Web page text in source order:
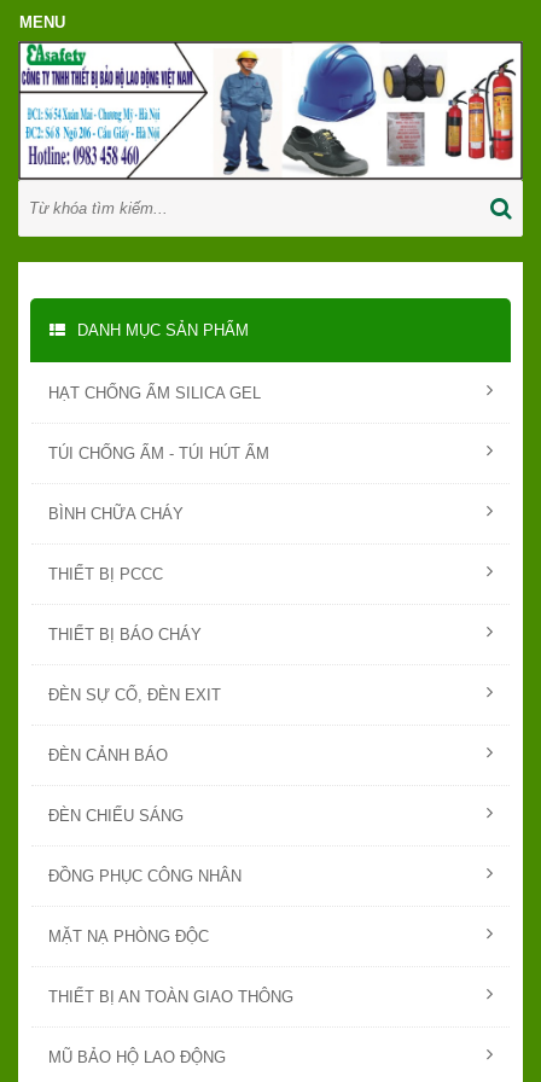
DANH MỤC SẢN PHẨM
HẠT CHỐNG ẨM SILICA GEL
TÚI CHỐNG ẨM - TÚI HÚT ẨM
BÌNH CHỮA CHÁY
THIẾT BỊ PCCC
THIẾT BỊ BÁO CHÁY
ĐÈN SỰ CỐ, ĐÈN EXIT
ĐÈN CẢNH BÁO
ĐÈN CHIẾU SÁNG
ĐỒNG PHỤC CÔNG NHÂN
MẶT NẠ PHÒNG ĐỘC
THIẾT BỊ AN TOÀN GIAO THÔNG
MŨ BẢO HỘ LAO ĐỘNG